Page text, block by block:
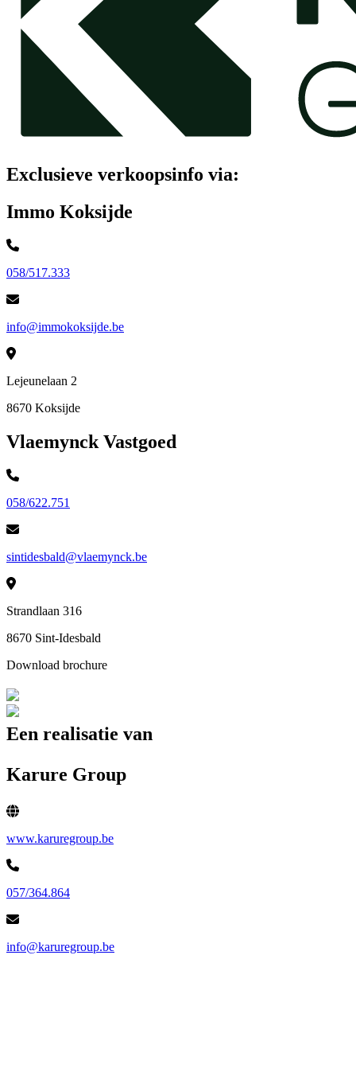
Exclusieve verkoopsinfo via:
Immo Koksijde
058/517.333
info@immokoksijde.be
Lejeunelaan 2
8670 Koksijde
Vlaemynck Vastgoed
058/622.751
sintidesbald@vlaemynck.be
Strandlaan 316
8670 Sint-Idesbald
Download brochure
Een realisatie van
Karure Group
www.karuregroup.be
057/364.864
info@karuregroup.be